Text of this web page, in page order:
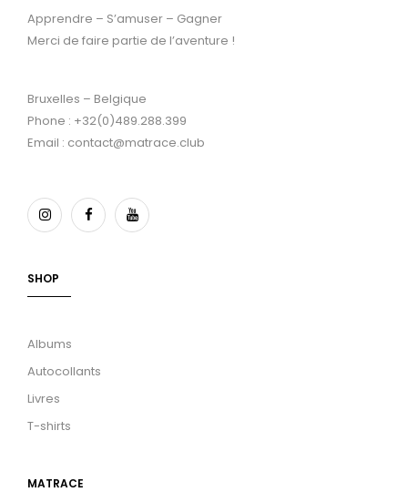
Apprendre – S’amuser – Gagner
Merci de faire partie de l’aventure !
Bruxelles – Belgique
Phone : +32(0)489.288.399
Email : contact@matrace.club
SHOP
Albums
Autocollants
Livres
T-shirts
MATRACE